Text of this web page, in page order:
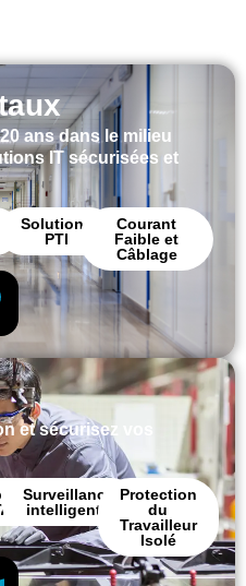
ans dans le milieu
IT sécurisées et
Solutions
PTI
Courant
Faible et
Câblage
et sécurisez vos
Surveillance
intelligente
Protection
du
Travailleur
Isolé